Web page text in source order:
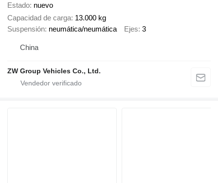
Estado nuevo
Capacidad de carga 13.000 kg
Suspensión neumática/neumática Ejes 3
China
ZW Group Vehicles Co., Ltd.